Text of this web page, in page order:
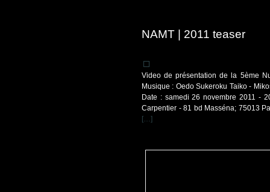
NAMT | 2011 teaser
Video de présentation de la 5ème
Musique : Oedo Sukeroku Taiko -
Date : samedi 26 novembre 2011 -
Carpentier - 81 bd Masséna; 75013
[…]